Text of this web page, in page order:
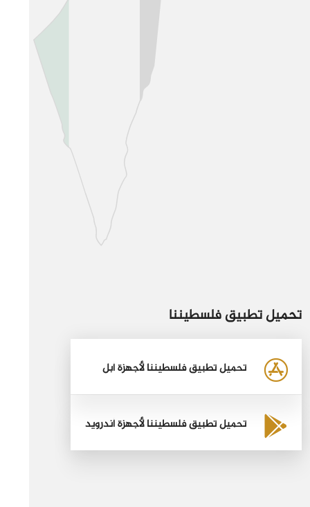
تحميل تطبيق فلسطيننا
تحميل تطبيق فلسطيننا لأجهزة أبل
تحميل تطبيق فلسطيننا لأجهزة أندرويد